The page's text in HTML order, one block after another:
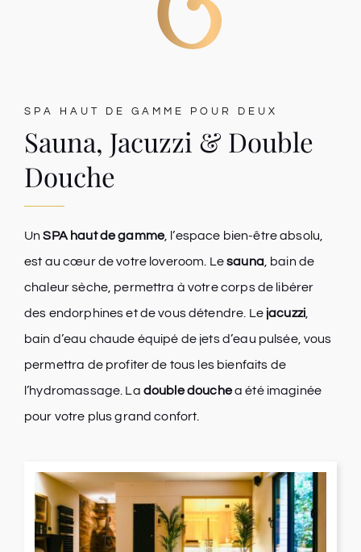
SPA HAUT DE GAMME POUR DEUX
Sauna, Jacuzzi & Double
Douche
UnSPA haut de gamme, l’espace bien-être absolu,
est au cœur de votre loveroom. Lesauna, bain de
chaleur sèche, permettra à votre corps de libérer
des endorphines et de vous détendre. Le jacuzzi,
bain d’eau chaude équipé de jets d’eau pulsée, vous
permettra de profiter de tous les bienfaits de
l’hydromassage. La double douchea été imaginée
pour votre plus grand confort.